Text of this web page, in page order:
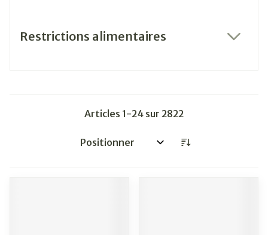
Restrictions alimentaires
Articles 1-24 sur 2822
Trier par: